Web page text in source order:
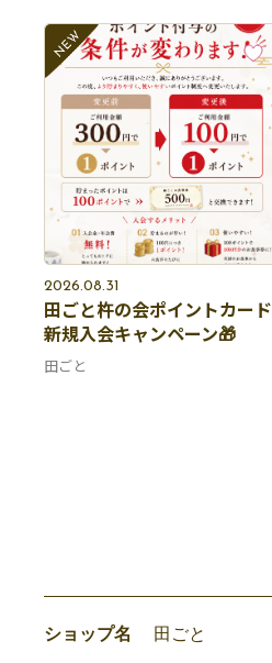
2026.08.31
田ごと杵の会ポイントカード
新規入会キャンペーン🎁
田ごと
ショップ名 田ごと